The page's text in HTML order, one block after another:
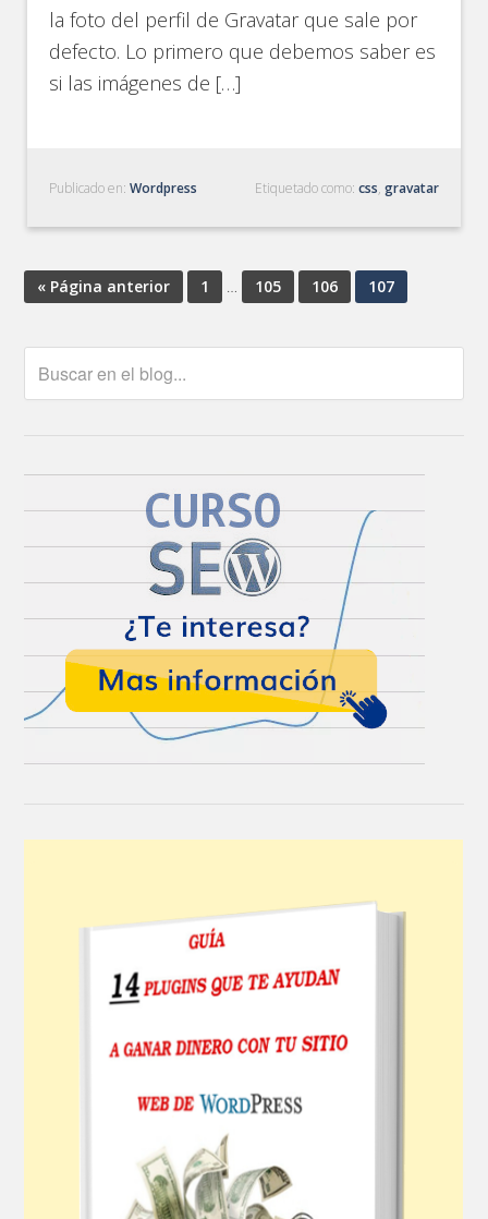
la foto del perfil de Gravatar que sale por
defecto. Lo primero que debemos saber es
si las imágenes de […]
Publicado en:Wordpress Etiquetado como: css, gravatar
« Página anterior 1 … 105 106 107